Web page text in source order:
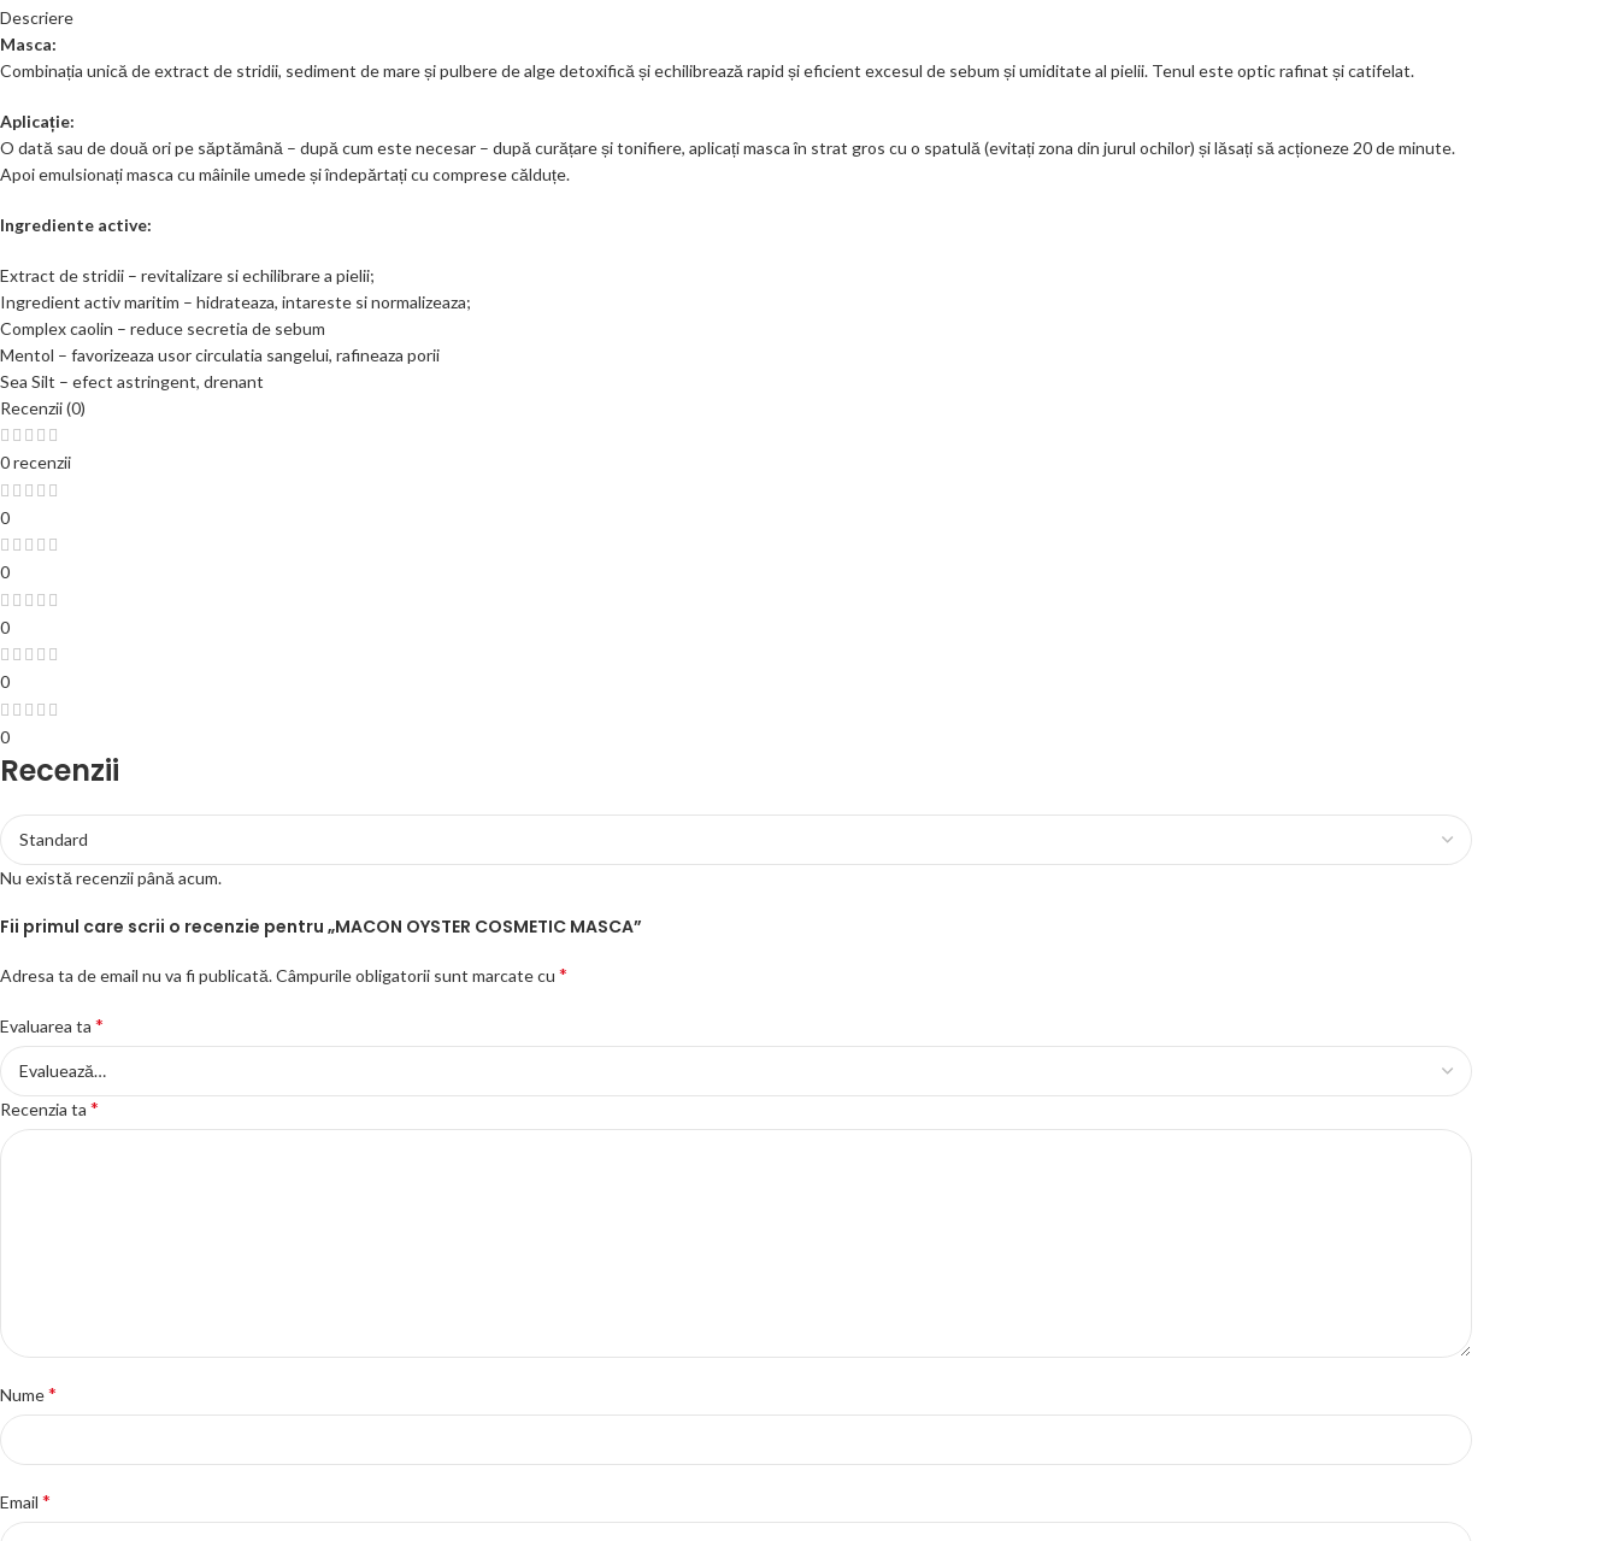
Descriere
Masca:
Combinația unică de extract de stridii, sediment de mare și pulbere de alge detoxifică și echilibrează rapid și eficient excesul de sebum și umiditate al pielii. Tenul este optic rafinat și catifelat.
Aplicație:
O dată sau de două ori pe săptămână – după cum este necesar – după curățare și tonifiere, aplicați masca în strat gros cu o spatulă (evitați zona din jurul ochilor) și lăsați să acționeze 20 de minute.
Apoi emulsionați masca cu mâinile umede și îndepărtați cu comprese călduțe.
Ingrediente active:
Extract de stridii – revitalizare si echilibrare a pielii;
Ingredient activ maritim – hidrateaza, intareste si normalizeaza;
Complex caolin – reduce secretia de sebum
Mentol – favorizeaza usor circulatia sangelui, rafineaza porii
Sea Silt – efect astringent, drenant
Recenzii (0)
0 recenzii
0
0
0
0
0
Recenzii
Nu există recenzii până acum.
Fii primul care scrii o recenzie pentru „MACON OYSTER COSMETIC MASCA”
Adresa ta de email nu va fi publicată.Câmpurile obligatorii sunt marcate cu *
Evaluarea ta *
Recenzia ta *
Nume*
Email *